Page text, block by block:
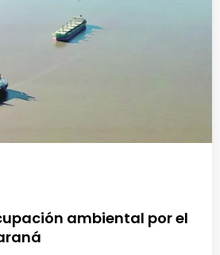
ambiental por el